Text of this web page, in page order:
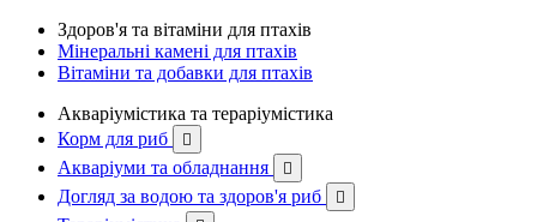
Здоров'я та вітаміни для птахів
Мінеральні камені для птахів
Вітаміни та добавки для птахів
Акваріумістика та тераріумістика
Корм для риб

Акваріуми та обладнання 
Догляд за водою та здоров'я риб 